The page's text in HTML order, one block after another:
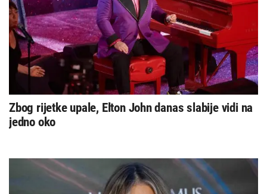
Zbog rijetke upale, Elton John danas slabije vidi na
jedno oko